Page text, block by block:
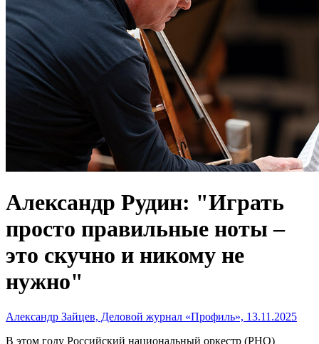
Александр Рудин: "Играть
просто правильные ноты –
это скучно и никому не
нужно"
Александр Зайцев, Деловой журнал «Профиль», 13.11.2025
В этом году Российский национальный оркестр (РНО)